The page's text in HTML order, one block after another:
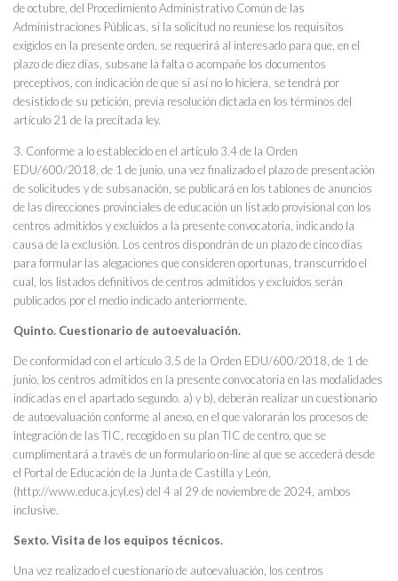
de octubre, del Procedimiento Administrativo Común de las
Administraciones Públicas, si la solicitud no reuniese los requisitos
exigidos en la presente orden, se requerirá al interesado para que, en el
plazo de diez días, subsane la falta o acompañe los documentos
preceptivos, con indicación de que si así no lo hiciera, se tendrá por
desistido de su petición, previa resolución dictada en los términos del
artículo 21 de la precitada ley.
3. Conforme a lo establecido en el artículo 3.4 de la Orden
EDU/600/2018, de 1 de junio, una vez finalizado el plazo de presentación
de solicitudes y de subsanación, se publicará en los tablones de anuncios
de las direcciones provinciales de educación un listado provisional con los
centros admitidos y excluidos a la presente convocatoria, indicando la
causa de la exclusión. Los centros dispondrán de un plazo de cinco días
para formular las alegaciones que consideren oportunas, transcurrido el
cual, los listados definitivos de centros admitidos y excluidos serán
publicados por el medio indicado anteriormente.
Quinto. Cuestionario de autoevaluación.
De conformidad con el artículo 3.5 de la Orden EDU/600/2018, de 1 de
junio, los centros admitidos en la presente convocatoria en las modalidades
indicadas en el apartado segundo. a) y b), deberán realizar un cuestionario
de autoevaluación conforme al anexo, en el que valorarán los procesos de
integración de las TIC, recogido en su plan TIC de centro, que se
cumplimentará a través de un formulario on-line al que se accederá desde
el Portal de Educación de la Junta de Castilla y León,
(http://www.educa.jcyl.es) del 4 al 29 de noviembre de 2024, ambos
inclusive.
Sexto. Visita de los equipos técnicos.
Una vez realizado el cuestionario de autoevaluación, los centros